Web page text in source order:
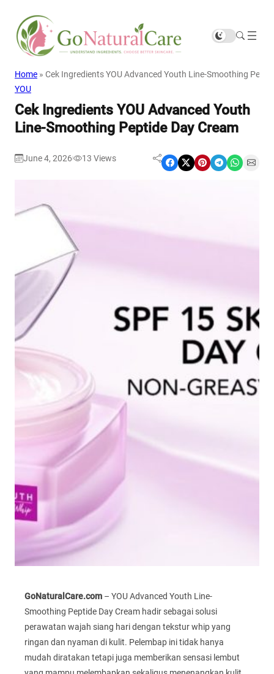
Home » Cek Ingredients YOU Advanced Youth Line-Smoothing
YOU
Cek Ingredients YOU Advanced Youth
Line-Smoothing Peptide Day Cream
June 4, 2026 13 Views Share on Facebook Share on X Share on Pinterest Share on Telegram Share on WhatsApp Share on Email
GoNaturalCare.com – YOU Advanced Youth Line-
Smoothing Peptide Day Cream hadir sebagai solusi
perawatan wajah siang hari dengan tekstur whip yang
ringan dan nyaman di kulit. Pelembap ini tidak hanya
mudah diratakan tetapi juga memberikan sensasi lembut